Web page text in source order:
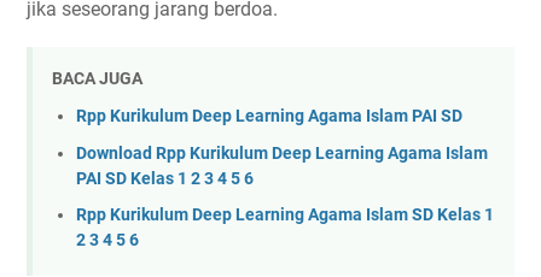
jika seseorang jarang berdoa.
BACA JUGA
Rpp Kurikulum Deep Learning Agama Islam PAI SD
Download Rpp Kurikulum Deep Learning Agama Islam
PAI SD Kelas 1 2 3 4 5 6
Rpp Kurikulum Deep Learning Agama Islam SD Kelas 1
2 3 4 5 6